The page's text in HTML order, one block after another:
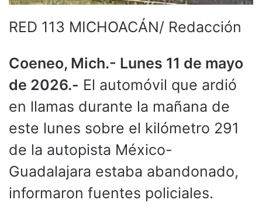
RED 113 MICHOACÁN/ Redacción
Coeneo, Mich.- Lunes 11 de mayo
de 2026.- El automóvil que ardió
en llamas durante la mañana de
este lunes sobre el kilómetro 291
de la autopista México-
Guadalajara estaba abandonado,
informaron fuentes policiales.